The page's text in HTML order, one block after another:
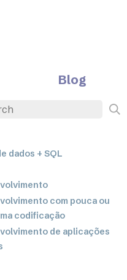
Blog
dados + SQL
com pouca ou
codificação
de aplicações